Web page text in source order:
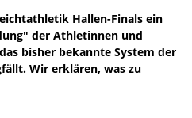
Hallen-Finals ein
der Athletinnen und
bisher bekannte System der
Wir erklären, was zu